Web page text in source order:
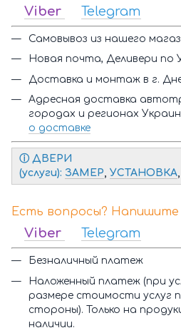
Viber Telegram
Самовывоз из нашего
Новая почта, Деливери по
Доставка и монтаж в г.
Адресная доставка
городах и регионах
о доставке
ⓘ Д ВЕРИ
(услуги): ЗАМЕР, УСТАНОВКА,
Есть вопросы? Напишите
Viber Telegram
Безналичный платеж
Наложенный платеж (при
размере стоимости услуг
стороны). Только на
наличии.